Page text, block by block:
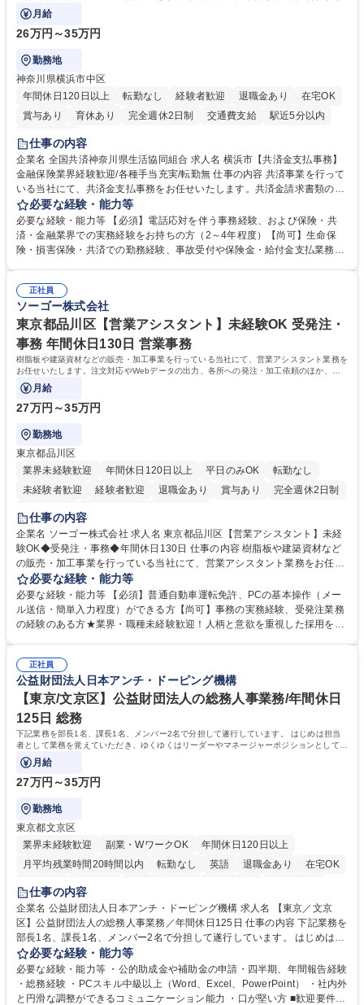
対応や書類発送等を担当します。
月給
26万円～35万円
勤務地
神奈川県横浜市中区
年間休日120日以上
転勤なし 経験者歓迎 退職金あり
在宅OK
賞与あり
育休あり 完全週休2日制 交通費支給
駅近5分以内
土日祝休み
仕事の内容
企業名 全国共済神奈川県生活協同組合 求人名 横浜市【共済金支払事務】
金融保険業界経験歓迎/各種手当充実/転勤無 仕事の内容 共済事業を行って
いる当社にて、共済金支払事務をお任せいたします。共済金請求書類の受
付・内容確認・審査・データ入力のほか、加入者様や医療機関等からの問
い合わせ電話対応や書類発送等を担当します。 ■共済金請求書類の受付、
内容確認、および共済金支払に関する審査・事務処理業務全般を担当 ■専
用システムへのデータ入力、各種必要書類の作成・発送作業 ■加入者様や
指定する業務 募集職種 横浜市【共済金支払事務】金融保険業界経験歓迎/
各種手当充実/転勤無
必要な経験・能力等
必要な経験・能力等 【必須】電話応対を伴う事務経験、および保険・共
済・金融業界での実務経験をお持ちの方（2～4年程度）【尚可】生命保
険・損害保険・共済での勤務経験、事故受付や保険金・給付金支払業務経
務へのキャリアチェンジ希望者も大歓迎です！ 学歴・資格 学歴：大学院
大学 高専 短大 専修学校 高校 語学力： 資格：
正社員
ソーゴー株式会社
東京都品川区【営業アシスタント】未経験OK 受発注・
事務 年間休日130日 営業事務
樹脂板や建築資材などの販売・加工事業を行っている当社にて、営業アシスタント業務を
お任せいたします。注文対応やWebデータの出力、各所への発注・加工依頼のほか、電
話・メール対応等の事務業務を担当します。
月給
27万円～35万円
勤務地
東京都品川区
業界未経験歓迎
年間休日120日以上 平日のみOK
転勤なし
未経験者歓迎
経験者歓迎 退職金あり 賞与あり
完全週休2日制
交通費支給
仕事の内容
企業名 ソーゴー株式会社 求人名 東京都品川区【営業アシスタント】未経
験OK◆受発注・事務◆年間休日130日 仕事の内容 樹脂板や建築資材など
の販売・加工事業を行っている当社にて、営業アシスタント業務をお任せ
いたします。注文対応やWebデータの出力、各所への発注・加工依頼のほ
か、電話・メール対応等の事務業務を担当します。 ■受注・発注業務：FA
Xによる注文対応、Web発注データのプリントアウト、各仕入先・協力会
社への発注および加工依頼等 ■納品書・請求書の作成および発送手配 ■商
当社の指定する業務 募集職種 東京都品川区【営業アシスタント】未経験O
K◆受発注・事務◆年間休日130日
必要な経験・能力等
必要な経験・能力等 【必須】普通自動車運転免許、PCの基本操作（メー
ル送信・簡単入力程度）ができる方【尚可】事務の実務経験、受発注業務
の経験のある方★業界・職種未経験歓迎！人柄と意欲を重視した採用を行
変化に臨機応変かつ柔軟に対応できる方、約束を守り正確に作業を進めら
れる方を求めています。高度なPCスキルや関数知識は一切不要です。丁
寧な指導体制が整っているため、安心してお仕事をスタートしていただけ
ます。 学歴・資格 学歴：大学院 大学 高専 短大 専修学校 高校 語学力：
資格：
正社員
公益財団法人日本アンチ・ドーピング機構
【東京/文京区】公益財団法人の総務人事業務/年間休日
125日 総務
下記業務を部長1名、課長1名、メンバー2名で分担して遂行しています。 はじめは担当
者として業務を覚えていただき、ゆくゆくはリーダーやマネージャーポジションとして活
躍いただくことを期待しています。
月給
27万円～35万円
勤務地
東京都文京区
業界未経験歓迎
副業・WワークOK
年間休日120日以上
月平均残業時間20時間以内
転勤なし 英語 退職金あり
在宅OK
賞与あり
育休あり
食事補助あり
仕事の内容
企業名 公益財団法人日本アンチ・ドーピング機構 求人名 【東京／文京
区】公益財団法人の総務人事業務／年間休日125日 仕事の内容 下記業務を
部長1名、課長1名、メンバー2名で分担して遂行しています。 はじめは担
当者として業務を覚えていただき、ゆくゆくはリーダーやマネージャーポ
ジションとして活躍いただくことを期待しています。 【総務・人事グルー
プの業務内容】 ・人事制度関連 ・採用活動 ・教育研修の企画、実行 ・勤
怠管理 ・官公庁への各種提出 ・法定の会議運営（評議員会、理事会） ・
必要な経験・能力等
必要な経験・能力等 ・公的助成金や補助金の申請・四半期、年間報告経験
・総務経験 ・PCスキル中級以上（Word、Excel、PowerPoint） ・社内外
と円滑な調整ができるコミュニケーション能力 ・口が堅い方 ■歓迎要件